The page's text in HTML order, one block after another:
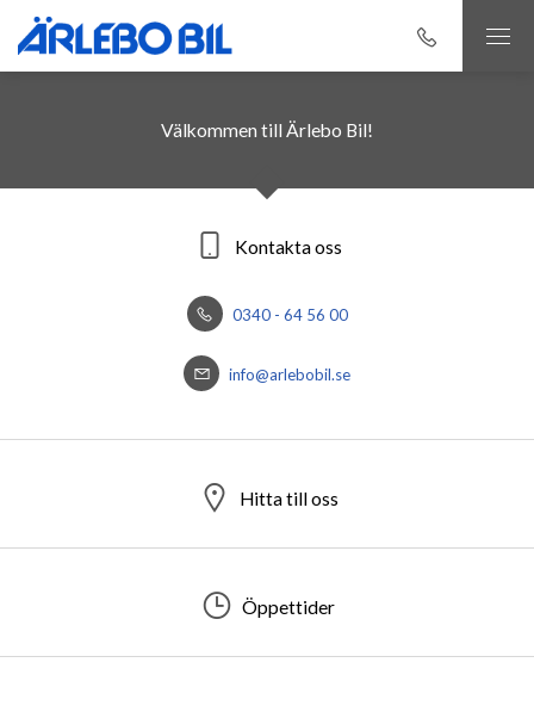
Välkommen till Ärlebo Bil!
Kontakta oss
0340 - 64 56 00
info@arlebobil.se
Hitta till oss
Öppettider